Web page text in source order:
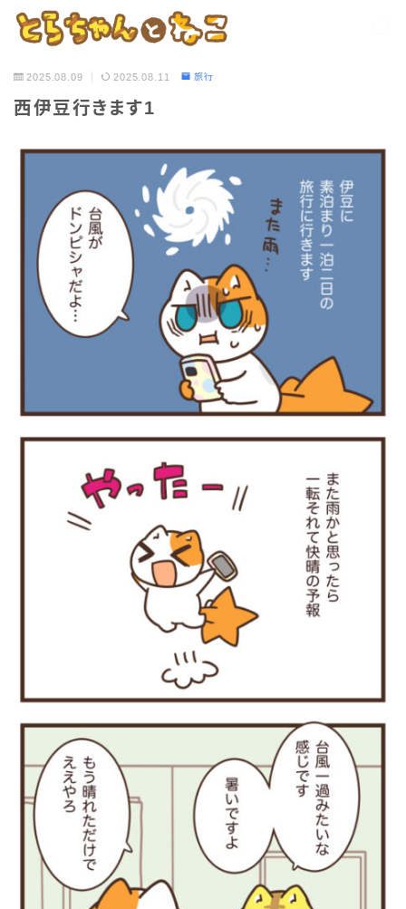
2025.08.09 2025.08.11 旅行
西伊豆行きます1